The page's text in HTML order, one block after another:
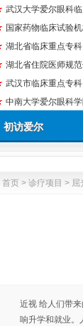
武汉大学爱尔眼科
国家药物临床试验
湖北省临床重点专科
湖北省住院医师规
武汉市临床重点专
中南大学爱尔眼科
初访爱尔
首页 > 诊疗项目 > 屈
近视 给人们带
响升学和就业。